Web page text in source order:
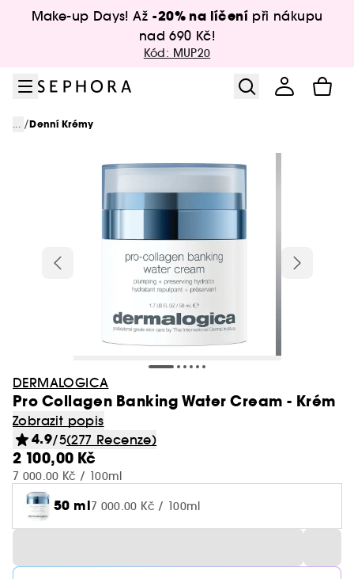
Přejít na hlavní obsah
Make-up Days! Až -20% na líčení při nákupu
nad 690 Kč!
Kód: MUP20
... /Denní Krémy
DERMALOGICA
Pro Collagen Banking Water Cream - Krém
Zobrazit popis
4.9/5(277 Recenze)
2 100,00 Kč
7 000.00 Kč / 100ml
50 ml7 000.00 Kč / 100ml